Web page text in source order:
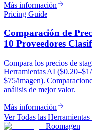
Más información
Pricing Guide
Comparación de
10 Proveedores
Compara los precios de
Herramientas AI
$75/imagen).
análisis de mejor valor.
Más información
Ver Todas las Herramientas
Roomagen